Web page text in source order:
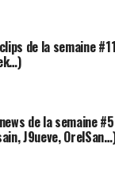
présent en track
de la semaine
de la semaine
J9ueve,